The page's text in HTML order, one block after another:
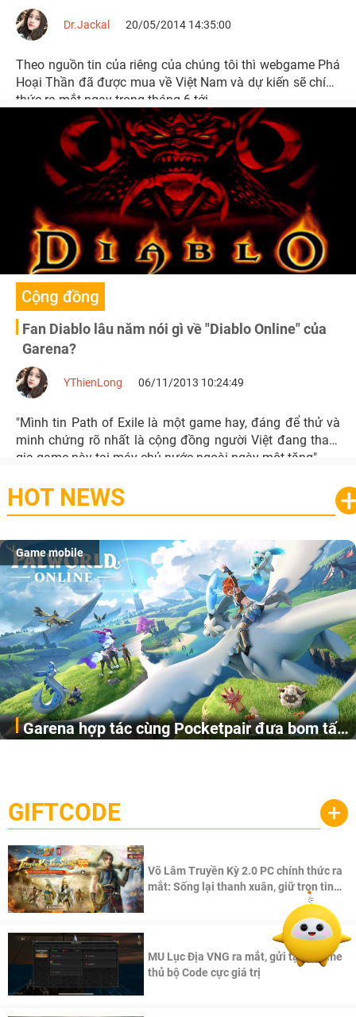
Dr.Jackal 20/05/2014 14:35:00
Theo nguồn tin của riêng của chúng tôi thì webgame Phá
Hoại Thần đã được mua về Việt Nam và dự kiến sẽ chính
thức ra mắt ngay trong tháng 6 tới.
Cộng đồng
Fan Diablo lâu năm nói gì về "Diablo Online" của
Garena?
YThienLong 06/11/2013 10:24:49
"Mình tin Path of Exile là một game hay, đáng để thử và
minh chứng rõ nhất là cộng đồng người Việt đang tham
gia game này tại máy chủ nước ngoài ngày một tăng".
HOT NEWS
Game mobile
Garena hợp tác cùng Pocketpair đưa bom tấn
cầu, theo giấy phép chính thức từ công ty game Nhật Bản
Pocketpair, Inc.
GIFTCODE +
Võ Lâm Truyền Kỳ 2.0 PC chính thức ra
mắt: Sống lại thanh xuân, giữ trọn tinh
MU Lục Địa VNG ra mắt, gửi tặng game
thủ bộ Code cực giá trị